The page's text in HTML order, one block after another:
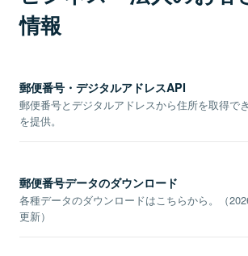
情報
郵便番号・デジタルアドレスAPI
郵便番号とデジタルアドレスから住所を取得で
を提供。
郵便番号データのダウンロード
各種データのダウンロードはこちらから。（
更新）